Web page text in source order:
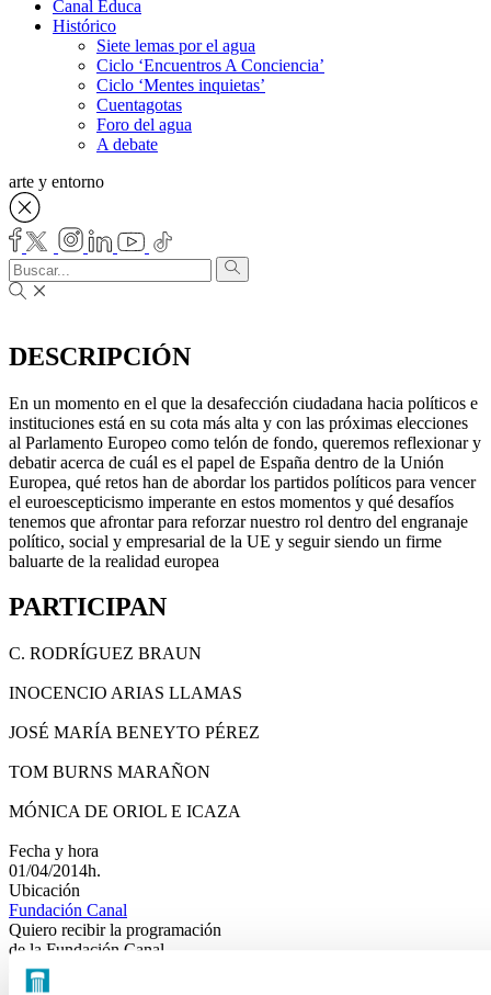
Canal Educa
Histórico
Siete lemas por el agua
Ciclo ‘Encuentros A Conciencia’
Ciclo ‘Mentes inquietas’
Cuentagotas
Foro del agua
A debate
arte y entorno
DESCRIPCIÓN
En un momento en el que la desafección ciudadana hacia políticos e
instituciones está en su cota más alta y con las próximas elecciones
al Parlamento Europeo como telón de fondo, queremos reflexionar y
debatir acerca de cuál es el papel de España dentro de la Unión
Europea, qué retos han de abordar los partidos políticos para vencer
el euroescepticismo imperante en estos momentos y qué desafíos
tenemos que afrontar para reforzar nuestro rol dentro del engranaje
político, social y empresarial de la UE y seguir siendo un firme
baluarte de la realidad europea
PARTICIPAN
C. RODRÍGUEZ BRAUN
INOCENCIO ARIAS LLAMAS
JOSÉ MARÍA BENEYTO PÉREZ
TOM BURNS MARAÑON
MÓNICA DE ORIOL E ICAZA
Fecha y hora
01/04/2014h.
Ubicación
Fundación Canal
Quiero recibir la programación
de la Fundación Canal
(Arte, cultura, medio ambiente e innovación)